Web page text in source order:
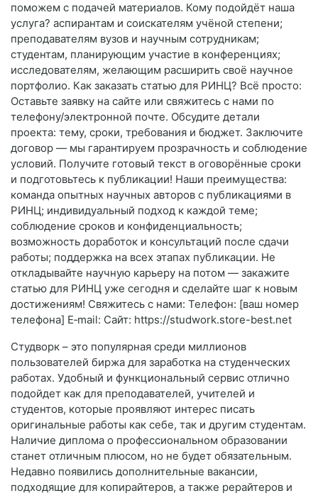
поможем с подачей материалов. Кому подойдёт наша
услуга? аспирантам и соискателям учёной степени;
преподавателям вузов и научным сотрудникам;
студентам, планирующим участие в конференциях;
исследователям, желающим расширить своё научное
портфолио. Как заказать статью для РИНЦ? Всё просто:
Оставьте заявку на сайте или свяжитесь с нами по
телефону/электронной почте. Обсудите детали
проекта: тему, сроки, требования и бюджет. Заключите
договор — мы гарантируем прозрачность и соблюдение
условий. Получите готовый текст в оговорённые сроки
и подготовьтесь к публикации! Наши преимущества:
команда опытных научных авторов с публикациями в
РИНЦ; индивидуальный подход к каждой теме;
соблюдение сроков и конфиденциальность;
возможность доработок и консультаций после сдачи
работы; поддержка на всех этапах публикации. Не
откладывайте научную карьеру на потом — закажите
статью для РИНЦ уже сегодня и сделайте шаг к новым
достижениям! Свяжитесь с нами: Телефон: [ваш номер
телефона] E‑mail: Сайт: https://studwork.store-best.net
Студворк – это популярная среди миллионов
пользователей биржа для заработка на студенческих
работах. Удобный и функциональный сервис отлично
подойдет как для преподавателей, учителей и
студентов, которые проявляют интерес писать
оригинальные работы как себе, так и другим студентам.
Наличие диплома о профессиональном образовании
станет отличным плюсом, но не будет обязательным.
Недавно появились дополнительные вакансии,
подходящие для копирайтеров, а также рерайтеров и